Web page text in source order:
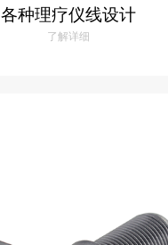
各种理疗仪线设计
了解详细